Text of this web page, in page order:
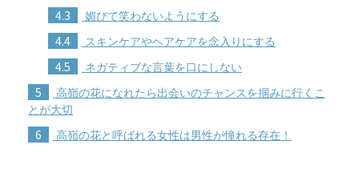
4.3 媚びて笑わないようにする
4.4 スキンケアやヘアケアを念入りにする
4.5 ネガティブな言葉を口にしない
5
高嶺の花になれたら出会いのチャンスを掴みに行くこ
とが大切
6 高嶺の花と呼ばれる女性は男性が憧れる存在！